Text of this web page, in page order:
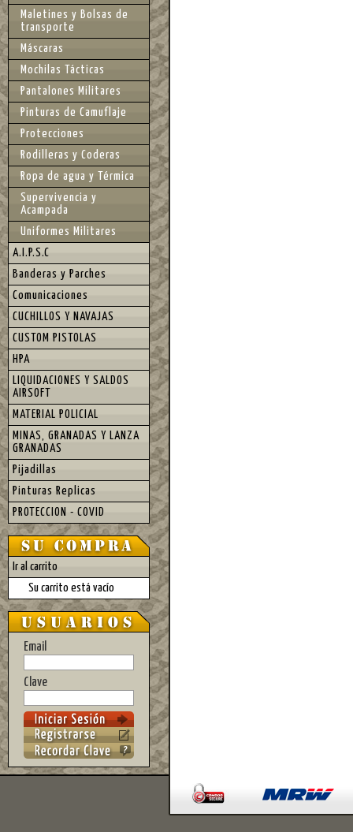
Maletines y Bolsas de
transporte
Máscaras
Mochilas Tácticas
Pantalones Militares
Pinturas de Camuflaje
Protecciones
Rodilleras y Coderas
Ropa de agua y Térmica
Supervivencia y
Acampada
Uniformes Militares
A.I.P.S.C
Banderas y Parches
Comunicaciones
CUCHILLOS Y NAVAJAS
CUSTOM PISTOLAS
HPA
LIQUIDACIONES Y SALDOS
AIRSOFT
MATERIAL POLICIAL
MINAS, GRANADAS Y LANZA
GRANADAS
Pijadillas
Pinturas Replicas
PROTECCION - COVID
Ir al carrito
Su carrito está vacío
Email
Clave